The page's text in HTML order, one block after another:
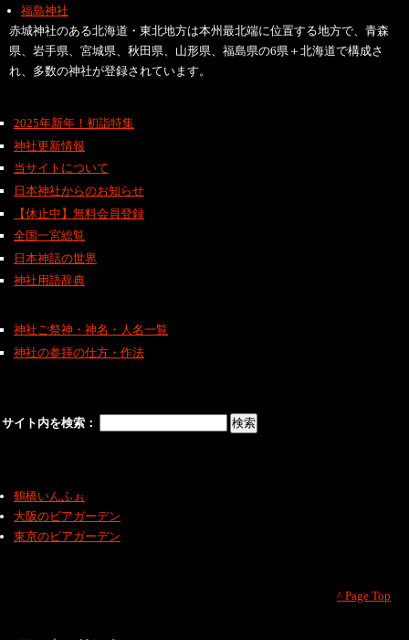
福島神社
赤城神社のある北海道・東北地方は本州最北端に位置する地方で、青森
県、岩手県、宮城県、秋田県、山形県、福島県の6県＋北海道で構成さ
れ、多数の神社が登録されています。
2025年新年！初詣特集
神社更新情報
当サイトについて
日本神社からのお知らせ
【休止中】無料会員登録
全国一宮総覧
日本神話の世界
神社用語辞典
神社ご祭神・神名・人名一覧
神社の参拝の仕方・作法
サイト内を検索：
鶴橋いんふぉ
大阪のビアガーデン
東京のビアガーデン
^ Page Top